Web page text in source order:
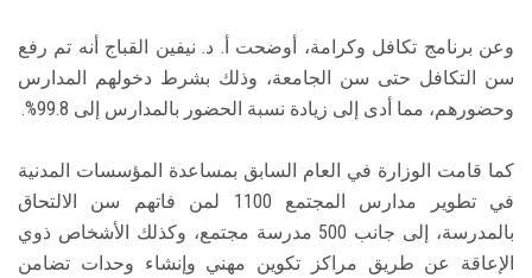
وعن برنامج تكافل وكرامة، أوضحت أ. د. نيفين القباج أنه تم رفع
سن التكافل حتى سن الجامعة، وذلك بشرط دخولهم المدارس
وحضورهم، مما أدى إلى زيادة نسبة الحضور بالمدارس إلى 99.8%.
كما قامت الوزارة في العام السابق بمساعدة المؤسسات المدنية
في تطوير مدارس المجتمع 1100 لمن فاتهم سن الالتحاق
بالمدرسة، إلى جانب 500 مدرسة مجتمع، وكذلك الأشخاص ذوي
الإعاقة عن طريق مراكز تكوين مهني وإنشاء وحدات تضامن